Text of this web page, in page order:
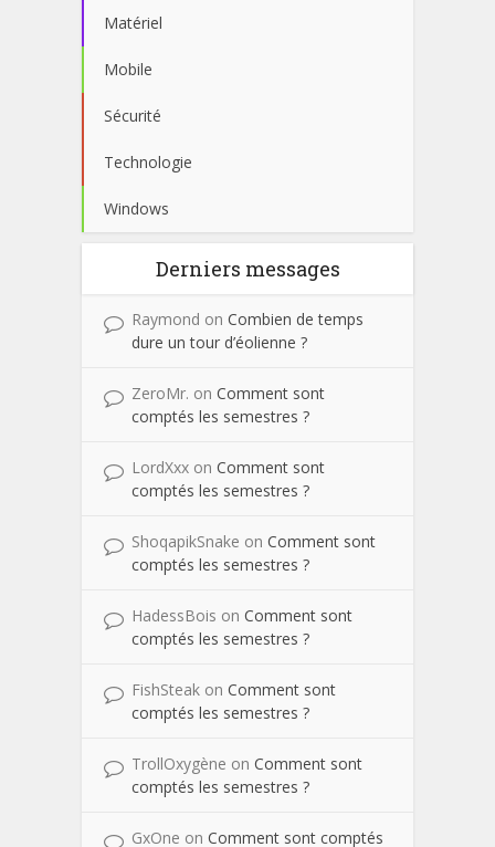
Matériel
Mobile
Sécurité
Technologie
Windows
Derniers messages
Raymond on Combien de temps
dure un tour d’éolienne ?
ZeroMr. on Comment sont
comptés les semestres ?
LordXxx on Comment sont
comptés les semestres ?
ShoqapikSnake on Comment sont
comptés les semestres ?
HadessBois on Comment sont
comptés les semestres ?
FishSteak on Comment sont
comptés les semestres ?
TrollOxygène on Comment sont
comptés les semestres ?
GxOne on Comment sont comptés